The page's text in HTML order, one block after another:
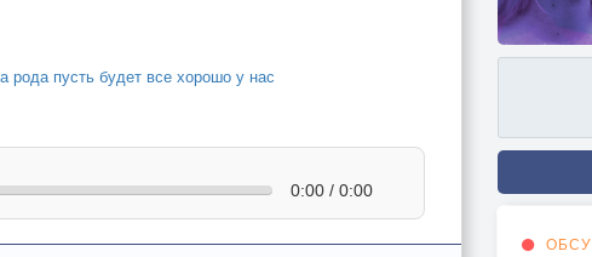
пусть будет все хорошо у нас
0:00 / 0:00